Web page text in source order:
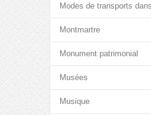
Modes de transports
Montmartre
Monument patrimonial
Musées
Musique